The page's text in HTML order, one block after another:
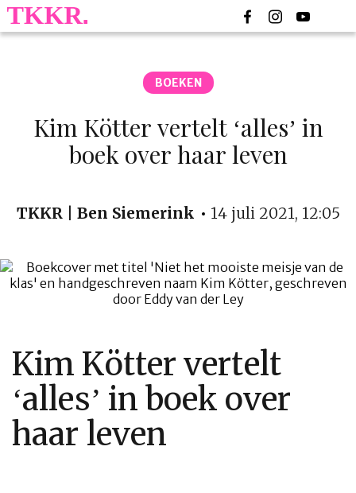
BOEKEN
Kim Kötter vertelt ‘alles’ in
boek over haar leven
TKKR | Ben Siemerink 14 juli 2021, 12:05
Kim Kötter vertelt
‘alles’ in boek over
haar leven